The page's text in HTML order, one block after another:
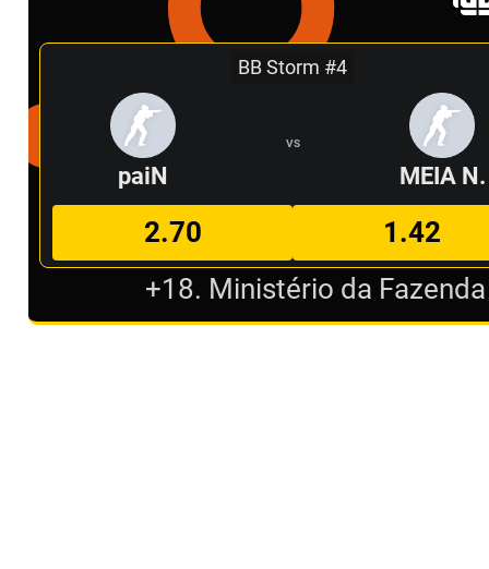
BB Storm #4
paiN
VS
MEIA N.
2.70
1.42
+18. Ministério da